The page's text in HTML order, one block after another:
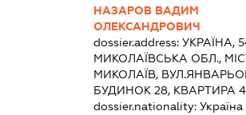
НАЗАРОВ ВАДИМ
ОЛЕКСАНДРОВИЧ
dossier.address:УКРАЇНА,
МИКОЛАЇВСЬКА ОБЛ.,
МИКОЛАЇВ,
БУДИНОК 28, КВАРТИРА
dossier.nationality:Україна